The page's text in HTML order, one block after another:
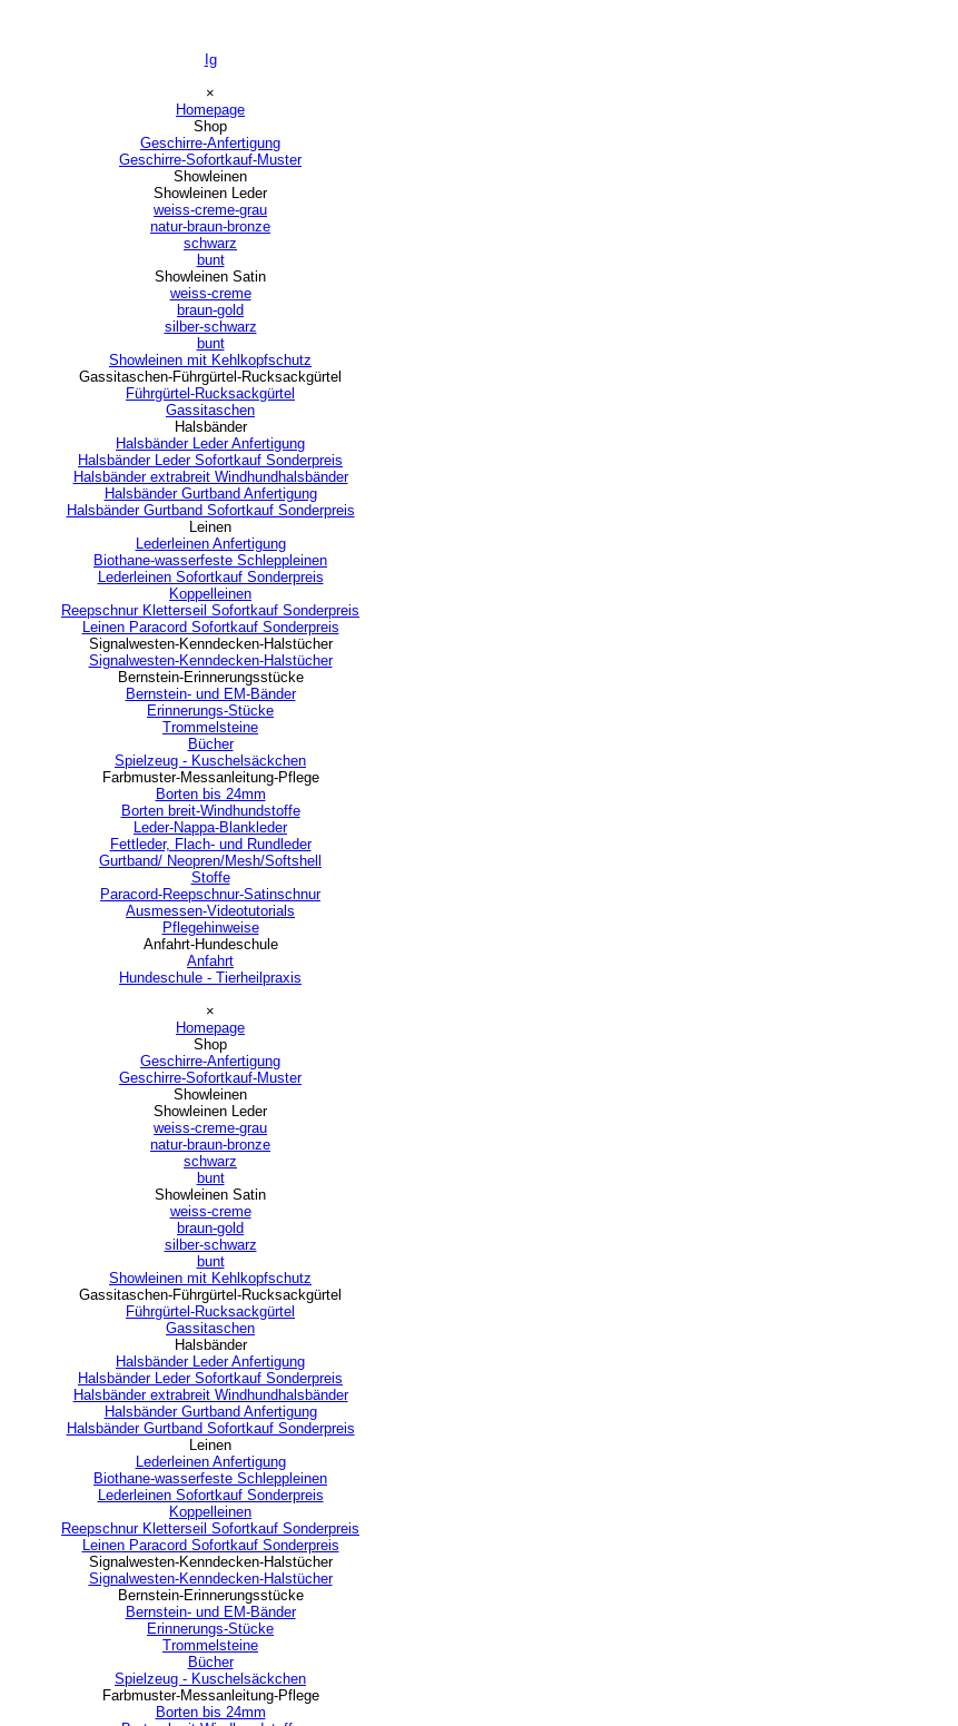
Ig
×
Homepage
Shop
Geschirre-Anfertigung
Geschirre-Sofortkauf-Muster
Showleinen
Showleinen Leder▼
weiss-creme-grau
natur-braun-bronze
schwarz
bunt
Showleinen Satin
weiss-creme
braun-gold
silber-schwarz
bunt
Showleinen mit Kehlkopfschutz
Gassitaschen-Führgürtel-Rucksackgürtel
Führgürtel-Rucksackgürtel
Gassitaschen
Halsbänder▼
Halsbänder Leder Anfertigung
Halsbänder Leder Sofortkauf Sonderpreis
Halsbänder extrabreit Windhundhalsbänder
Halsbänder Gurtband Anfertigung
Halsbänder Gurtband Sofortkauf Sonderpreis
Leinen
Lederleinen Anfertigung
Biothane-wasserfeste Schleppleinen
Lederleinen Sofortkauf Sonderpreis
Koppelleinen
Reepschnur Kletterseil Sofortkauf Sonderpreis
Leinen Paracord Sofortkauf Sonderpreis
Signalwesten-Kenndecken-Halstücher▼
Signalwesten-Kenndecken-Halstücher
Bernstein-Erinnerungsstücke▼
Bernstein- und EM-Bänder
Erinnerungs-Stücke
Trommelsteine
Bücher
Spielzeug - Kuschelsäckchen
Farbmuster-Messanleitung-Pflege▼
Borten bis 24mm
Borten breit-Windhundstoffe
Leder-Nappa-Blankleder
Fettleder, Flach- und Rundleder
Gurtband/ Neopren/Mesh/Softshell
Stoffe
Paracord-Reepschnur-Satinschnur
Ausmessen-Videotutorials
Pflegehinweise
Anfahrt-Hundeschule▼
Anfahrt
Hundeschule - Tierheilpraxis
×
Homepage
Shop
Geschirre-Anfertigung
Geschirre-Sofortkauf-Muster
Showleinen
Showleinen Leder▼
weiss-creme-grau
natur-braun-bronze
schwarz
bunt
Showleinen Satin
weiss-creme
braun-gold
silber-schwarz
bunt
Showleinen mit Kehlkopfschutz
Gassitaschen-Führgürtel-Rucksackgürtel
Führgürtel-Rucksackgürtel
Gassitaschen
Halsbänder▼
Halsbänder Leder Anfertigung
Halsbänder Leder Sofortkauf Sonderpreis
Halsbänder extrabreit Windhundhalsbänder
Halsbänder Gurtband Anfertigung
Halsbänder Gurtband Sofortkauf Sonderpreis
Leinen
Lederleinen Anfertigung
Biothane-wasserfeste Schleppleinen
Lederleinen Sofortkauf Sonderpreis
Koppelleinen
Reepschnur Kletterseil Sofortkauf Sonderpreis
Leinen Paracord Sofortkauf Sonderpreis
Signalwesten-Kenndecken-Halstücher▼
Signalwesten-Kenndecken-Halstücher
Bernstein-Erinnerungsstücke▼
Bernstein- und EM-Bänder
Erinnerungs-Stücke
Trommelsteine
Bücher
Spielzeug - Kuschelsäckchen
Farbmuster-Messanleitung-Pflege▼
Borten bis 24mm